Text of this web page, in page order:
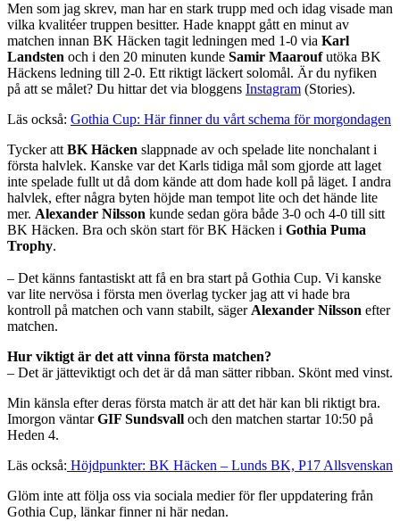
Men som jag skrev, man har en stark trupp med och idag visade man
vilka kvalitéer truppen besitter. Hade knappt gått en minut av
matchen innan BK Häcken tagit ledningen med 1-0 via Karl
Landsten och i den 20 minuten kunde Samir Maaroufutöka BK
Häckens ledning till 2-0. Ett riktigt läckert solomål. Är du nyfiken
på att se målet? Du hittar det via bloggens Instagram (Stories).
Läs också: Gothia Cup: Här finner du vårt schema för morgondagen
Tycker att BK Häcken slappnade av och spelade lite nonchalant i
första halvlek. Kanske var det Karls tidiga mål som gjorde att laget
inte spelade fullt ut då dom kände att dom hade koll på läget. I andra
halvlek, efter några byten höjde man tempot lite och det hände lite
mer. Alexander Nilsson kunde sedan göra både 3-0 och 4-0 till sitt
BK Häcken. Bra och skön start för BK Häcken i Gothia Puma
Trophy.
– Det känns fantastiskt att få en bra start på Gothia Cup. Vi kanske
var lite nervösa i första men överlag tycker jag att vi hade bra
kontroll på matchen och vann stabilt, säger Alexander Nilsson efter
matchen.
Hur viktigt är det att vinna första matchen?
– Det är jätteviktigt och det är då man sätter ribban. Skönt med vinst.
Min känsla efter deras första match är att det här kan bli riktigt bra.
Imorgon väntarGIF Sundsvall och den matchen startar 10:50 på
Heden 4.
Läs också: Höjdpunkter: BK Häcken – Lunds BK, P17 Allsvenskan
Glöm inte att följa oss via sociala medier för fler uppdatering från
Gothia Cup, länkar finner ni här nedan.